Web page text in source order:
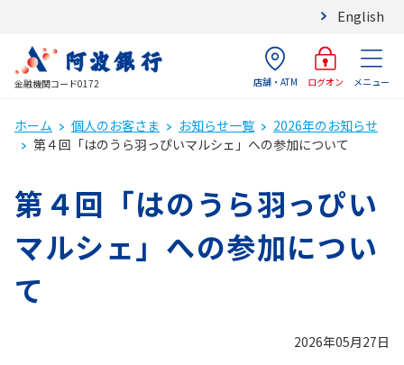
English
金融機関コード0172 店舗・ATM ログオン メニュー
ホーム 個人のお客さま お知らせ一覧
2026年のお知らせ
第４回「はのうら羽っぴいマルシェ」への参加について
第４回「はのうら羽っぴい
マルシェ」への参加につい
て
2026年05月27日